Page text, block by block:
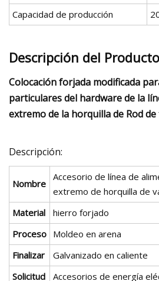
Capacidad de producción
Descripción del Producto
Colocación forjada modificada
particulares del hardware de la
extremo de la horquilla de Rod
Descripción:
Nombre
Accesorio de línea de
extremo de horquilla de
Material
hierro forjado
Proceso Moldeo en arena
Finalizar
Galvanizado en caliente
Solicitud
Accesorios de energía